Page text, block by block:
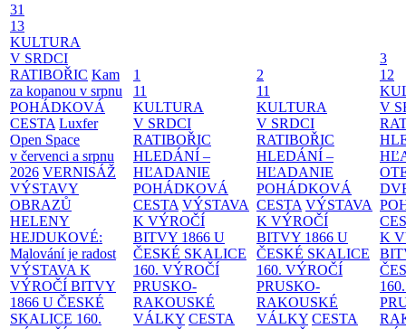
31
13
KULTURA
V SRDCI
RATIBOŘIC Kam
za kopanou v srpnu
POHÁDKOVÁ
CESTA Luxfer
Open Space
v červenci a srpnu
2026 VERNISÁŽ
VÝSTAVY
OBRAZŮ
HELENY
HEJDUKOVÉ:
Malování je radost
VÝSTAVA K
VÝROČÍ BITVY
1866 U ČESKÉ
SKALICE 160.
1
11
KULTURA
V SRDCI
RATIBOŘIC
HLEDÁNÍ –
HĽADANIE
POHÁDKOVÁ
CESTA VÝSTAVA
K VÝROČÍ
BITVY 1866 U
ČESKÉ SKALICE
160. VÝROČÍ
PRUSKO-
RAKOUSKÉ
VÁLKY CESTA
2
11
KULTURA
V SRDCI
RATIBOŘIC
HLEDÁNÍ –
HĽADANIE
POHÁDKOVÁ
CESTA VÝSTAVA
K VÝROČÍ
BITVY 1866 U
ČESKÉ SKALICE
160. VÝROČÍ
PRUSKO-
RAKOUSKÉ
VÁLKY CESTA
3
12
V
K